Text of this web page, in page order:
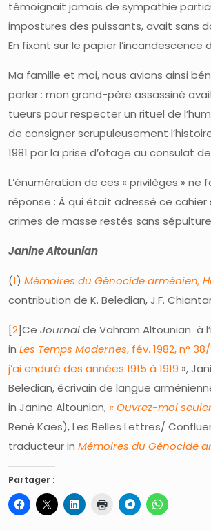
témoignait jamais de sympathie
impostures des puissants, avait sans
En fixant sur le papier
Ma famille et moi, nous avions ainsi
parler : mon grand-père assassiné
tueurs pour respecter un rituel de
de consigner scrupuleusement
1981 par la prise d’otage au consulat
L’énumération de ces « privilèges »
réponse : À qui était adressé ce
crimes de masse restés sans
Janine Altounian
(1) Mémoires du Génocide arménien,
contribution de K. Beledian, J.F.
[2]Ce Journalde Vahram Altounian à
in Les Temps Modernes, fév. 1982, n°
j’ai enduré des années 1915 à 1919 »,
Beledian, écrivain de langue
in Janine Altounian,« Ouvrez-moi
René Kaës), Les Belles Lettres/
traducteur in Mémoires du Génocide
Partager :